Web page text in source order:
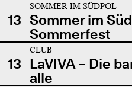
13
SOMMER IM SÜDPOL
Sommer im
Sommerfest
13
CLUB
LaVIVA – Die
alle